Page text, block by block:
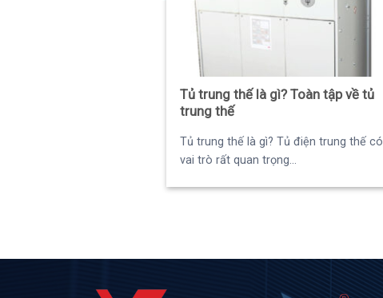
Tủ trung thế là gì? Toàn tập về tủ
trung thế
Tủ trung thế là gì? Tủ điện trung thế có
vai trò rất quan trọng...